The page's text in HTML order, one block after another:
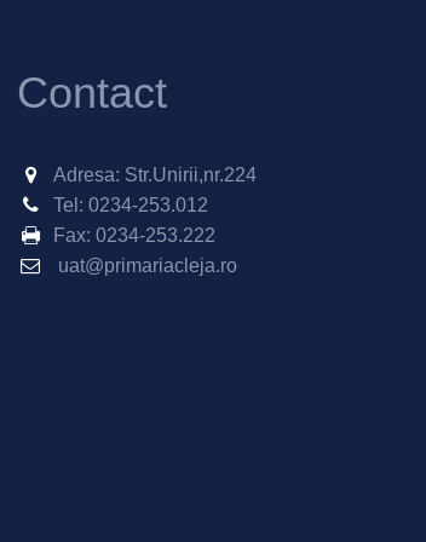
Contact
Adresa: Str.Unirii,nr.224
Tel: 0234-253.012
Fax: 0234-253.222
uat@primariacleja.ro